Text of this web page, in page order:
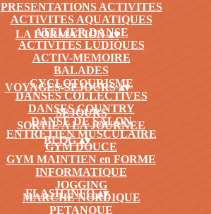
PRESENTATIONS ACTIVITES
ACTIVITES AQUATIQUES
ATELIER DANSE
ACTIVITES LUDIQUES
ACTIV-MEMOIRE
BALADES
CYCLOTOURISME
DANSES COLLECTIVES
DANSES COUNTRY
DANSE DE SALON
ENTRETIEN MUSCULAIRE
GYM DOUCE
GYM MAINTIEN en FORME
INFORMATIQUE
JOGGING
MARCHE NORDIQUE
PETANQUE
LA FORMATION▴▾
VOYAGES-SEJOURS▴▾
SEJOURS
SORTIE A LA JOURNEE
BLOG▴▾
FLASH INFO▴▾